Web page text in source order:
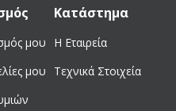
μου
μου
Κατάστημα
Η Εταιρεία
Τεχνικά Στοιχεία